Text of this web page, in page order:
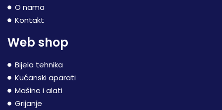
O nama
Kontakt
Web shop
Bijela tehnika
Kućanski aparati
Mašine i alati
Grijanje